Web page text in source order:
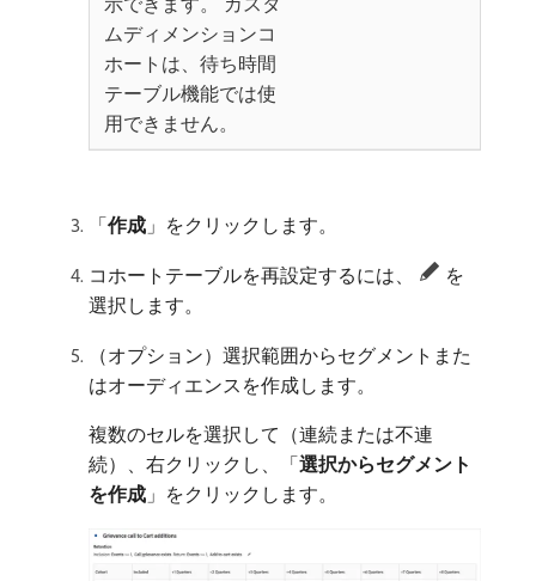
ムディメンションコ
ホートは、待ち時間
テーブル機能では使
用できません。
「作成 」をクリックします。
コホートテーブルを再設定するには、
を
選択します。
（オプション）選択範囲からセグメントまた
はオーディエンスを作成します。
複数のセルを選択して（連続または不連
続）、右クリックし、「選択からセグメント
を作成 」をクリックします。